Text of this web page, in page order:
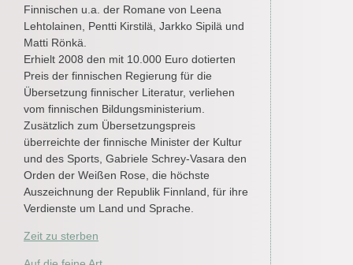
Finnischen u.a. der Romane von Leena
Lehtolainen, Pentti Kirstilä, Jarkko Sipilä und
Matti Rönkä.
Erhielt 2008 den mit 10.000 Euro dotierten
Preis der finnischen Regierung für die
Übersetzung finnischer Literatur, verliehen
vom finnischen Bildungsministerium.
Zusätzlich zum Übersetzungspreis
überreichte der finnische Minister der Kultur
und des Sports, Gabriele Schrey-Vasara den
Orden der Weißen Rose, die höchste
Auszeichnung der Republik Finnland, für ihre
Verdienste um Land und Sprache.
Zeit zu sterben